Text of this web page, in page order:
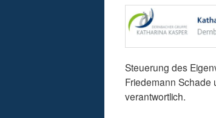
Steuerung des
Friedemann Schade
verantwortlich.